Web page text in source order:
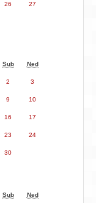
26 27
Sub Ned
2 3
9 10
16 17
23 24
30
Sub Ned